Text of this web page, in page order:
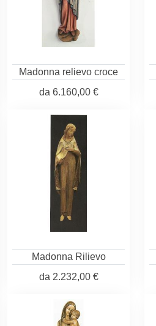
Madonna relievo croce
da 6.160,00 €
Madonna Rilievo
da 2.232,00 €